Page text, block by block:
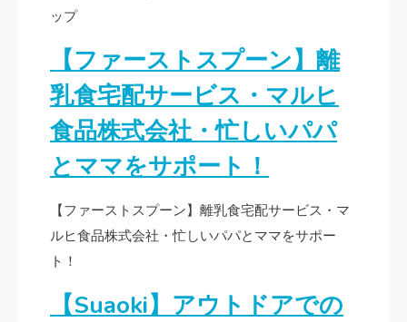
ップ
【ファーストスプーン】離
乳食宅配サービス・マルヒ
食品株式会社・忙しいパパ
とママをサポート！
【ファーストスプーン】離乳食宅配サービス・マ
ルヒ食品株式会社・忙しいパパとママをサポー
ト！
【Suaoki】アウトドアでの